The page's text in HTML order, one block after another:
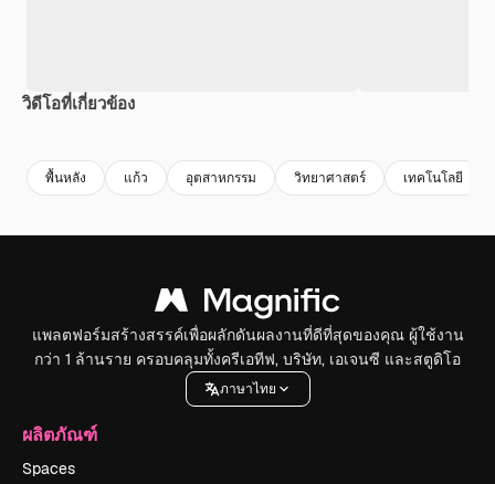
วิดีโอที่เกี่ยวข้อง
พื้นหลัง แก้ว อุตสาหกรรม วิทยาศาสตร์ เทคโนโลยี
แพลตฟอร์มสร้างสรรค์เพื่อผลักดันผลงานที่ดีที่สุดของคุณ ผู้ใช้งาน
กว่า 1 ล้านราย ครอบคลุมทั้งครีเอทีฟ, บริษัท, เอเจนซี และสตูดิโอ
ภาษาไทย
ผลิตภัณฑ์
Spaces